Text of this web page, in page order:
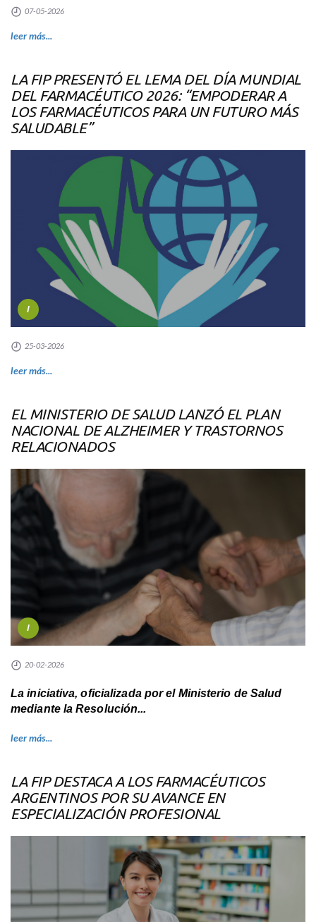
07-05-2026
leer más...
LA FIP PRESENTÓ EL LEMA DEL DÍA MUNDIAL
DEL FARMACÉUTICO 2026: “EMPODERAR A
LOS FARMACÉUTICOS PARA UN FUTURO MÁS
SALUDABLE”
I
25-03-2026
leer más...
EL MINISTERIO DE SALUD LANZÓ EL PLAN
NACIONAL DE ALZHEIMER Y TRASTORNOS
RELACIONADOS
I
20-02-2026
La iniciativa, oficializada por el Ministerio de Salud
mediante la Resolución...
leer más...
LA FIP DESTACA A LOS FARMACÉUTICOS
ARGENTINOS POR SU AVANCE EN
ESPECIALIZACIÓN PROFESIONAL